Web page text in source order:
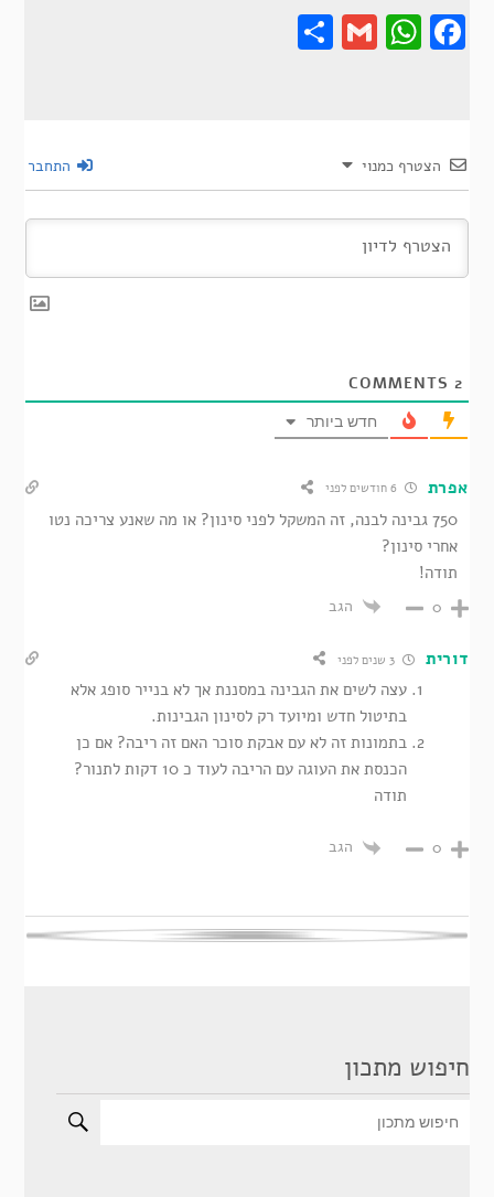
Gmail
Share
הצטרף כמנוי התחבר
2
חדש ביותר
אפרת
750 גבינה לבנה, זה המשקל לפני סינון? או מה שאנע צריכה נטו
אחרי סינון?
תודה!
0 הגב
דורית
עצה לשים את הגבינה במסננת אך לא בנייר סופג אלא
בתיטול חדש ומיועד רק לסינון הגבינות.
בתמונות זה לא עם אבקת סוכר האם זה ריבה? אם כן
הכנסת את העוגה עם הריבה לעוד כ 10 דקות לתנור?
תודה
0 הגב
חיפוש מתכון